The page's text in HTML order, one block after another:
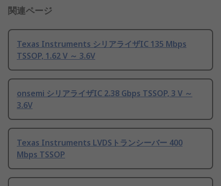
関連ページ
Texas Instruments シリアライザIC 135 Mbps
TSSOP, 1.62 V ～ 3.6V
onsemi シリアライザIC 2.38 Gbps TSSOP, 3 V ～
3.6V
Texas Instruments LVDSトランシーバー 400
Mbps TSSOP